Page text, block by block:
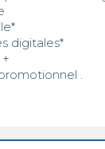
digitales*
.